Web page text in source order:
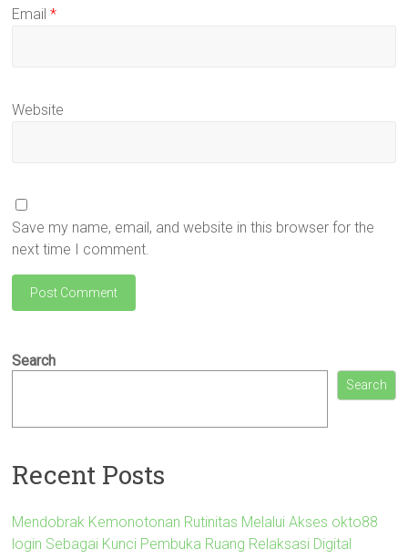
Email*
Website
Save my name, email, and website in this browser for the
next time I comment.
Search
Search
Recent Posts
Mendobrak Kemonotonan Rutinitas Melalui Akses okto88
login Sebagai Kunci Pembuka Ruang Relaksasi Digital